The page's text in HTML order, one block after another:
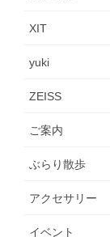
XIT
yuki
ZEISS
ご案内
ぶらり散歩
アクセサリー
イベント